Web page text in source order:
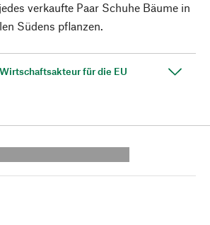
verkaufte Paar Schuhe Bäume in
Südens pflanzen.
für die EU